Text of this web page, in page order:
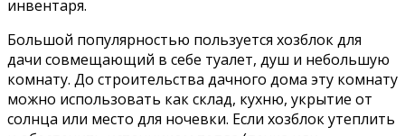
инвентаря.
Большой популярностью пользуется хозблок для
дачи совмещающий в себе туалет, душ и небольшую
комнату. До строительства дачного дома эту комнату
можно использовать как склад, кухню, укрытие от
солнца или место для ночевки. Если хозблок утеплить